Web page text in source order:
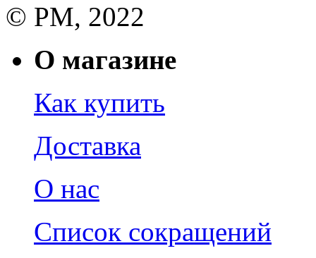
© РМ, 2022
О магазине
Как купить
Доставка
О нас
Список сокращений